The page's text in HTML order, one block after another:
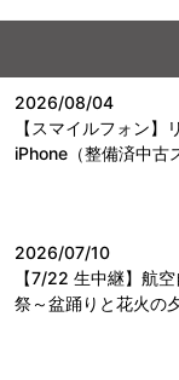
2026/08/04
【スマイルフォン】
iPhone（整備済中古
2026/07/10
【7/22 生中継】航
祭～盆踊りと花火の